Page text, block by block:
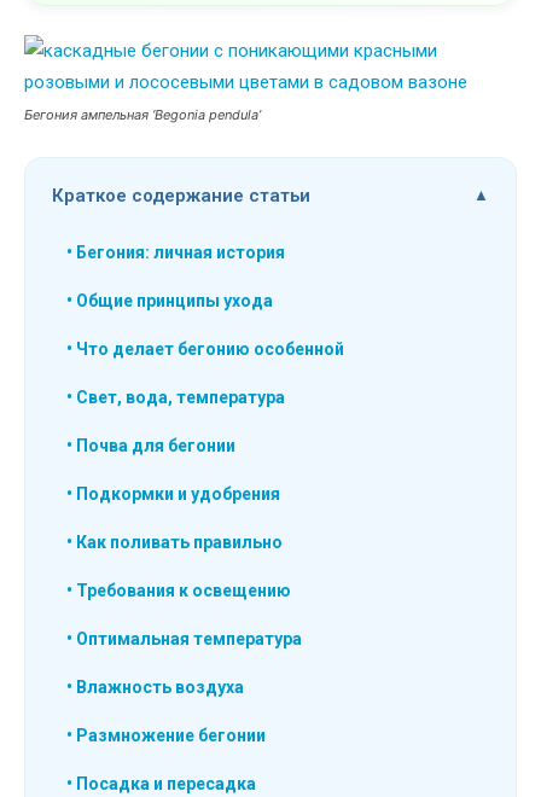
Бегония ампельная ‘Begonia pendula’
Краткое содержание статьи
• Бегония: личная история
• Общие принципы ухода
• Что делает бегонию особенной
• Свет, вода, температура
• Почва для бегонии
• Подкормки и удобрения
• Как поливать правильно
• Требования к освещению
• Оптимальная температура
• Влажность воздуха
• Размножение бегонии
• Посадка и пересадка